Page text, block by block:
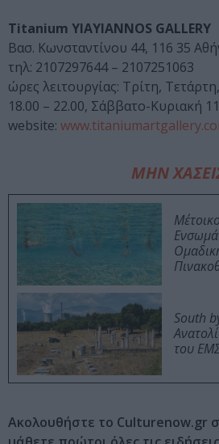
Titanium YIAYIANNOS GALLERY
Βασ. Κωνσταντίνου 44, 116 35
τηλ: 2107297644 – 2107251063
ώρες λειτουργίας: Τρίτη,
18.00 – 22.00, Σάββατο-Κυριακή
website:
ΜΗΝ
South
του
Ακολουθήστε το Culturenow.gr